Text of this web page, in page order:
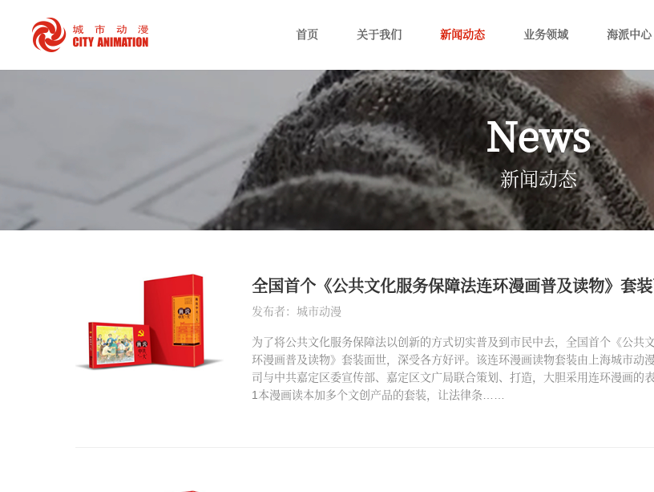
首页 关于我们 新闻动态 业务领域 海派中心
News
新闻动态
全国首个《公共文化服务保障法连环漫画普及读物》套
发布者：城市动漫
为了将公共文化服务保障法以创新的方式切实普及到市民中去，全国首个《公共
环漫画普及读物》套装面世，深受各方好评。该连环漫画读物套装由上海城市动
司与中共嘉定区委宣传部、嘉定区文广局联合策划、打造，大胆采用连环漫画的
1本漫画读本加多个文创产品的套装，让法律条……